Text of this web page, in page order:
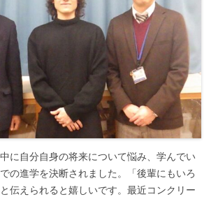
に自分自身の将来について悩み、学んでい
の進学を決断されました。「後輩にもいろ
伝えられると嬉しいです。最近コンクリー